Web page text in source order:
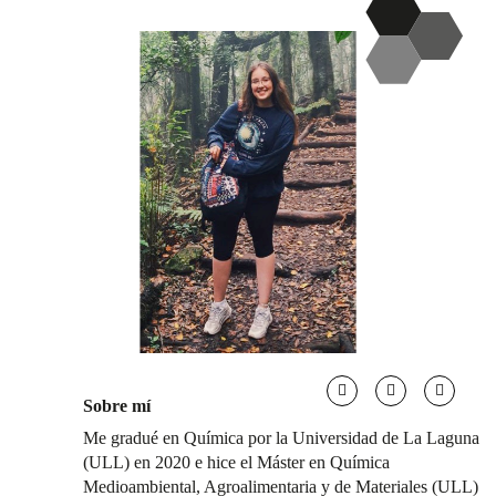
Sobre mí
Me gradué en Química por la Universidad de La Laguna
(ULL) en 2020 e hice el Máster en Química
Medioambiental, Agroalimentaria y de Materiales (ULL)